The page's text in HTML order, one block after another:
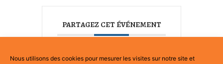
Nous utilisons des cookies pour mesurer les visites sur notre site et
PARTAGEZ CET ÉVÉNEMENT